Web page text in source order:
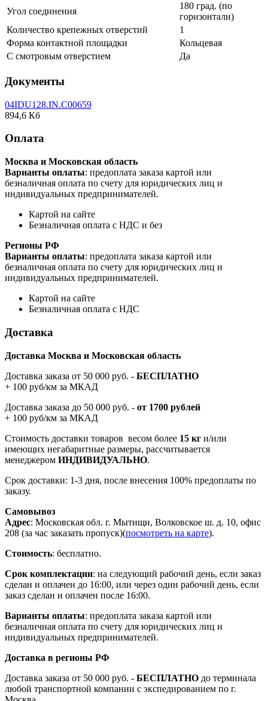
Угол соединения
180 град. (по
горизонтали)
Количество крепежных отверстий
1
Форма контактной площадки
Кольцевая
С смотровым отверстием
Да
Документы
04IDU128.IN.C00659
894,6 Кб
Оплата
Москва и Московская область
Варианты оплаты: предоплата заказа картой или
безналичная оплата по счету для юридических лиц и
индивидуальных предпринимателей.
Картой на сайте
Безналичная оплата с НДС и без
Регионы РФ
Варианты оплаты: предоплата заказа картой или
безналичная оплата по счету для юридических лиц и
индивидуальных предпринимателей.
Картой на сайте
Безналичная оплата с НДС
Доставка
Доставка Москва и Московская область
Доставка заказа от 50 000 руб. - БЕСПЛАТНО
+ 100 руб/км за МКАД
Доставка заказа до 50 000 руб. - от 1700 рублей
+ 100 руб/км за МКАД
Стоимость доставки товаров весом более 15 кг и/или
имеющих негабаритные размеры, рассчитывается
менеджером ИНДИВИДУАЛЬНО.
Срок доставки: 1-3 дня, после внесения 100% предоплаты по
заказу.
Самовывоз
Адрес: Московская обл. г. Мытищи, Волковское ш. д. 10, офис
208 (за час заказать пропуск)(посмотреть на карте).
Стоимость: бесплатно.
Срок комплектации: на следующий рабочий день, если заказ
сделан и оплачен до 16:00, или через один рабочий день, если
заказ сделан и оплачен после 16:00.
Варианты оплаты: предоплата заказа картой или
безналичная оплата по счету для юридических лиц и
индивидуальных предпринимателей.
Доставка в регионы РФ
Доставка заказа от 50 000 руб. - БЕСПЛАТНО до терминала
любой транспортной компании с экспедированием по г.